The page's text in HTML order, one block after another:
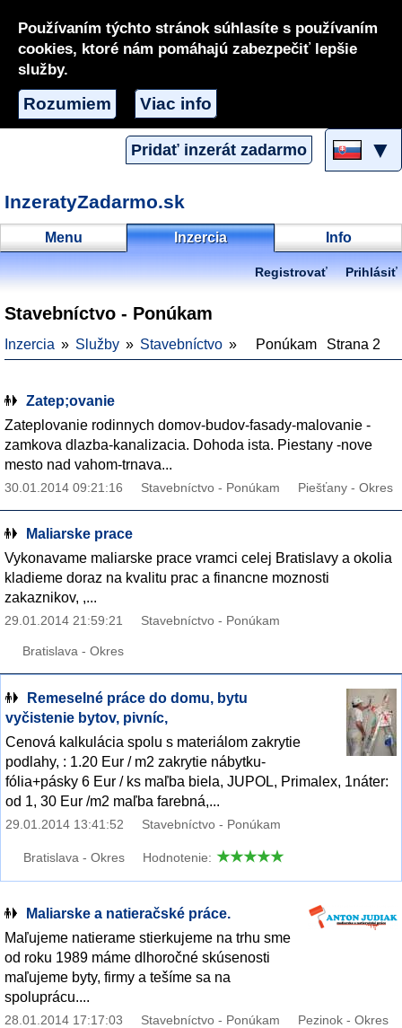
Používaním týchto stránok súhlasíte s používaním
cookies, ktoré nám pomáhajú zabezpečiť lepšie
služby.
Rozumiem Viac info
Pridať inzerát zadarmo ▼
InzeratyZadarmo.sk
Menu Inzercia Info
Registrovať Prihlásiť
Stavebníctvo - Ponúkam
Inzercia Služby Stavebníctvo Ponúkam Strana 2
Zatep;ovanie
Zateplovanie rodinnych domov-budov-fasady-malovanie -
zamkova dlazba-kanalizacia. Dohoda ista. Piestany -nove
mesto nad vahom-trnava...
30.01.2014 09:21:16 Stavebníctvo - Ponúkam Piešťany - Okres
Maliarske prace
Vykonavame maliarske prace vramci celej Bratislavy a okolia
kladieme doraz na kvalitu prac a financne moznosti
zakaznikov, ,...
29.01.2014 21:59:21 Stavebníctvo - Ponúkam
Bratislava - Okres
Remeselné práce do domu, bytu
vyčistenie bytov, pivníc,
Cenová kalkulácia spolu s materiálom zakrytie
podlahy, : 1.20 Eur / m2 zakrytie nábytku-
fólia+pásky 6 Eur / ks maľba biela, JUPOL, Primalex, 1náter:
od 1, 30 Eur /m2 maľba farebná,...
29.01.2014 13:41:52 Stavebníctvo - Ponúkam
Bratislava - Okres Hodnotenie:
Maliarske a natieračské práce.
Maľujeme natierame stierkujeme na trhu sme
od roku 1989 máme dlhoročné skúsenosti
maľujeme byty, firmy a tešíme sa na
spoluprácu....
28.01.2014 17:17:03 Stavebníctvo - Ponúkam Pezinok - Okres